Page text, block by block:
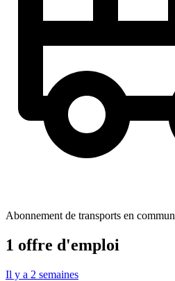
Abonnement de transports en commun
1 offre d'emploi
Il y a 2 semaines